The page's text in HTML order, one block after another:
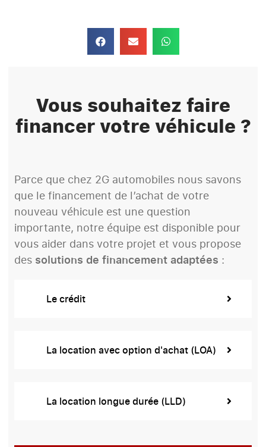
Vous souhaitez faire
financer votre véhicule ?
Parce que chez 2G automobiles nous savons
que le financement de l’achat de votre
nouveau véhicule est une question
importante, notre équipe est disponible pour
vous aider dans votre projet et vous propose
des solutions de financement adaptées :
Le crédit
La location avec option d'achat (LOA)
La location longue durée (LLD)